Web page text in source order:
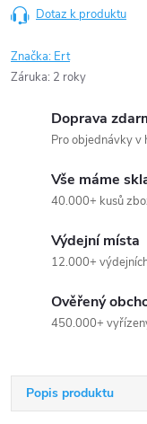
Dotaz k produktu
Značka: Ert
Záruka: 2 roky
Doprava
Pro objednávky v
Vše máme
40.000+ kusů
Výdejní místa
12.000+
Ověřený
450.000+
Popis produktu